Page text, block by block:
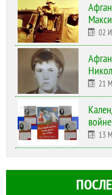
02
21
13